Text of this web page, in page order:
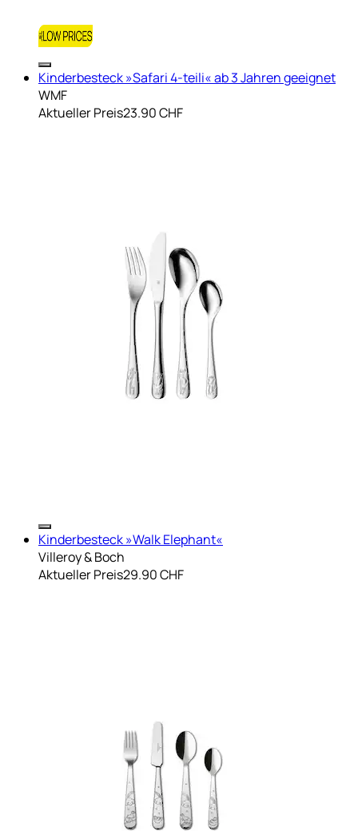
Kinderbesteck »Safari 4-teili« ab 3 Jahren geeignet
WMF
Aktueller Preis23.90 CHF
Kinderbesteck »Walk Elephant«
Villeroy & Boch
Aktueller Preis29.90 CHF